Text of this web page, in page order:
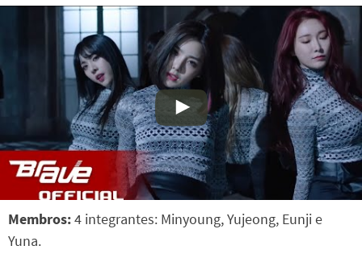
Membros:4 integrantes: Minyoung, Yujeong, Eunji e
Yuna.